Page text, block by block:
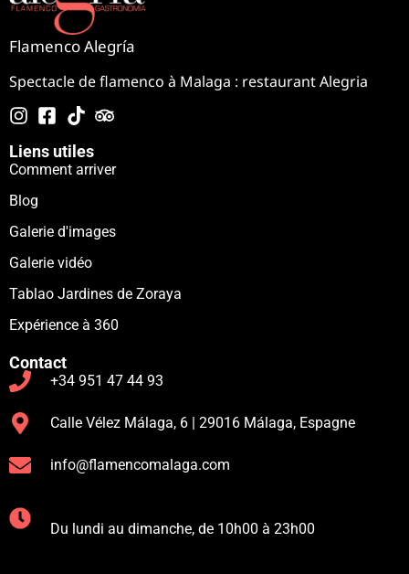
Flamenco Alegría
Spectacle de flamenco à Malaga : restaurant Alegria
Liens utiles
Comment arriver
Blog
Galerie d'images
Galerie vidéo
Tablao Jardines de Zoraya
Expérience à 360
Contact
+34 951 47 44 93
Calle Vélez Málaga, 6 | 29016 Málaga, Espagne
info@flamencomalaga.com
Du lundi au dimanche, de 10h00 à 23h00